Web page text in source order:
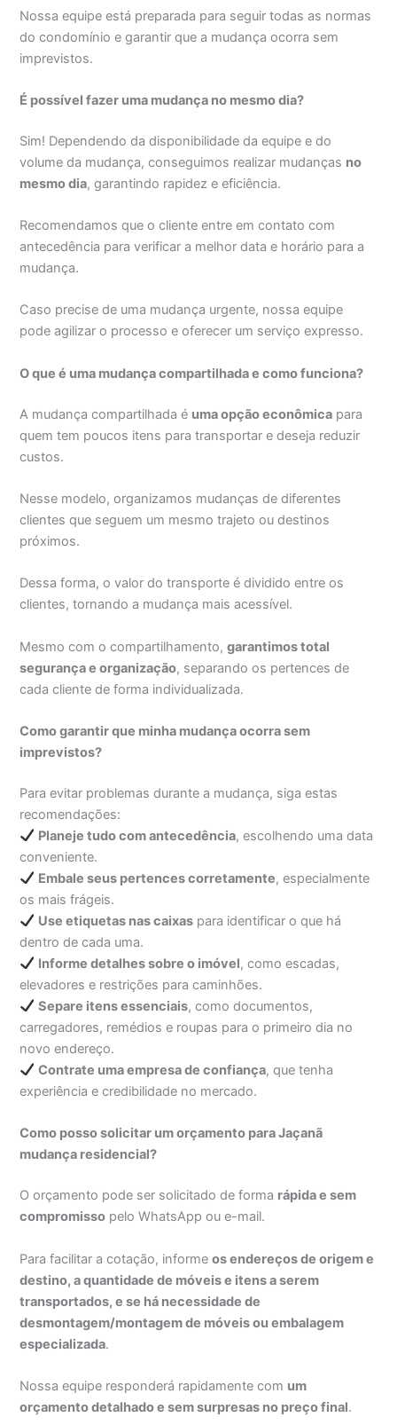
Nossa equipe está preparada para seguir todas as normas
do condomínio e garantir que a mudança ocorra sem
imprevistos.
É possível fazer uma mudança no mesmo dia?
Sim! Dependendo da disponibilidade da equipe e do
volume da mudança, conseguimos realizar mudanças no
mesmo dia, garantindo rapidez e eficiência.
Recomendamos que o cliente entre em contato com
antecedência para verificar a melhor data e horário para a
mudança.
Caso precise de uma mudança urgente, nossa equipe
pode agilizar o processo e oferecer um serviço expresso.
O que é uma mudança compartilhada e como funciona?
A mudança compartilhada é uma opção econômica para
quem tem poucos itens para transportar e deseja reduzir
custos.
Nesse modelo, organizamos mudanças de diferentes
clientes que seguem um mesmo trajeto ou destinos
próximos.
Dessa forma, o valor do transporte é dividido entre os
clientes, tornando a mudança mais acessível.
Mesmo com o compartilhamento,garantimos total
segurança e organização, separando os pertences de
cada cliente de forma individualizada.
Como garantir que minha mudança ocorra sem
imprevistos?
Para evitar problemas durante a mudança, siga estas
recomendações:
Planeje tudo com antecedência, escolhendo uma data
conveniente.
Embale seus pertences corretamente, especialmente
os mais frágeis.
Use etiquetas nas caixas para identificar o que há
dentro de cada uma.
Informe detalhes sobre o imóvel, como escadas,
elevadores e restrições para caminhões.
Separe itens essenciais, como documentos,
carregadores, remédios e roupas para o primeiro dia no
novo endereço.
Contrate uma empresa de confiança, que tenha
experiência e credibilidade no mercado.
Como posso solicitar um orçamento para Jaçanã
mudança residencial?
O orçamento pode ser solicitado de forma rápida e sem
compromisso pelo WhatsApp ou e-mail.
Para facilitar a cotação, informeos endereços de origem e
destino, a quantidade de móveis e itens a serem
transportados, e se há necessidade de
desmontagem/montagem de móveis ou embalagem
especializada.
Nossa equipe responderá rapidamente com um
orçamento detalhado e sem surpresas no preço final.